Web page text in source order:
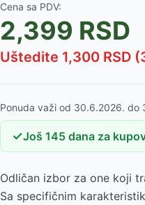
Cena sa PDV:
2,399 RSD
Uštedite 1,300 RSD (
Ponuda važi od 30.6.2026. do
✓Još 145 dana za
Odličan izbor za one koji
Sa specifičnim